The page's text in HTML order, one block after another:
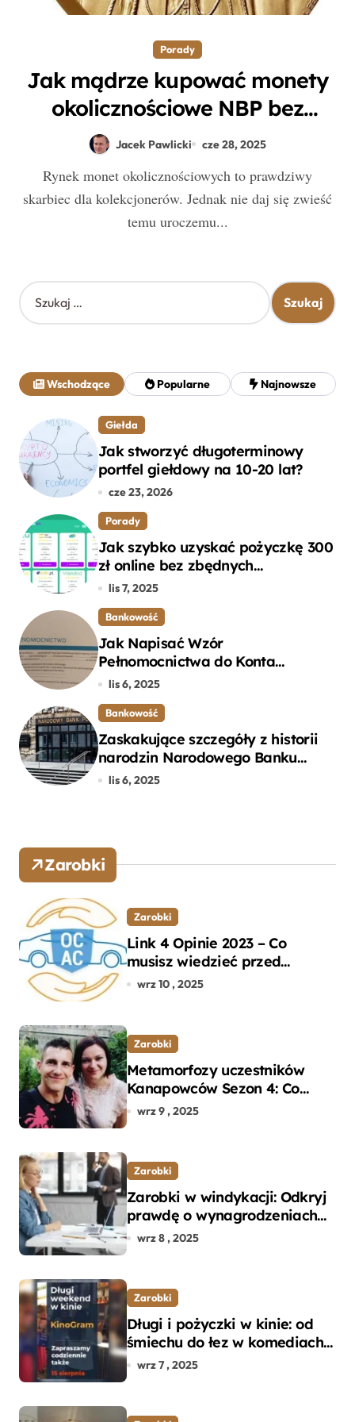
Porady
Jak mądrze kupować monety
okolicznościowe NBP bez
przepłacania – praktyczny
Jacek Pawlicki cze 28, 2025
Rynek monet okolicznościowych to prawdziwy
skarbiec dla kolekcjonerów. Jednak nie daj się zwieść
temu uroczemu...
S
z
j
:
Wschodzące Popularne Najnowsze
Giełda
Jak stworzyć długoterminowy
portfel giełdowy na 10-20 lat?
cze 23, 2026
Porady
Jak szybko uzyskać pożyczkę 300
zł online bez zbędnych
formalności?
lis 7, 2025
Bankowość
Jak Napisać Wzór
Pełnomocnictwa do Konta
Bankowego – Praktyczny
lis 6, 2025
Bankowość
Zaskakujące szczegóły z historii
narodzin Narodowego Banku
Polskiego, o których mogłeś nie
lis 6, 2025
Zarobki
Zarobki
Link 4 Opinie 2023 – Co
musisz wiedzieć przed
wyborem ubezpieczenia OC i
wrz 10 , 2025
Zarobki
Metamorfozy uczestników
Kanapowców Sezon 4: Co
naprawdę zaskoczyło
wrz 9 , 2025
Zarobki
Zarobki w windykacji: Odkryj
prawdę o wynagrodzeniach
specjalistów w branży
wrz 8 , 2025
Zarobki
Długi i pożyczki w kinie: od
śmiechu do łez w komediach i
dramatach
wrz 7 , 2025